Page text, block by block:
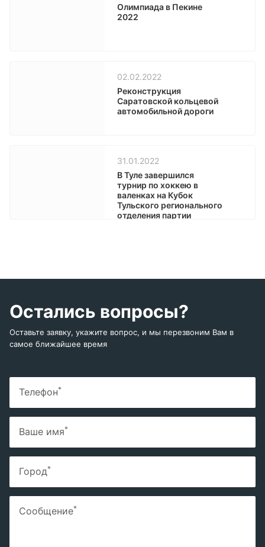
Олимпиада в Пекине
2022
02.02.2022
Реконструкция
Саратовской кольцевой
автомобильной дороги
31.01.2022
В Туле завершился
турнир по хоккею в
валенках на Кубок
Тульского регионального
отделения партии
Остались вопросы?
Оставьте заявку, укажите вопрос, и мы перезвоним Вам в
самое ближайшее время
Телефон*
Ваше имя*
Город*
Сообщение*